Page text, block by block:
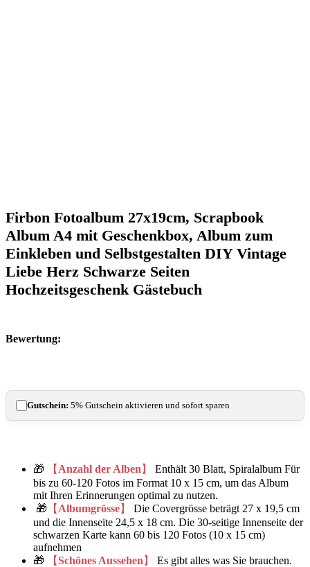
Firbon Fotoalbum 27x19cm, Scrapbook
Album A4 mit Geschenkbox, Album zum
Einkleben und Selbstgestalten DIY Vintage
Liebe Herz Schwarze Seiten
Hochzeitsgeschenk Gästebuch
Bewertung:
Gutschein: 5% Gutschein aktivieren und sofort sparen
🎁 【 Anzahl der Alben 】
Enthält 30 Blatt, Spiralalbum Für
bis zu 60-120 Fotos im Format 10 x 15 cm, um das Album
mit Ihren Erinnerungen optimal zu nutzen.
🎁 【 Albumgrösse】
Die Covergrösse beträgt 27 x 19,5 cm
und die Innenseite 24,5 x 18 cm. Die 30-seitige Innenseite der
schwarzen Karte kann 60 bis 120 Fotos (10 x 15 cm)
aufnehmen
🎁
【Schönes Aussehen 】
Es gibt alles was Sie brauchen.